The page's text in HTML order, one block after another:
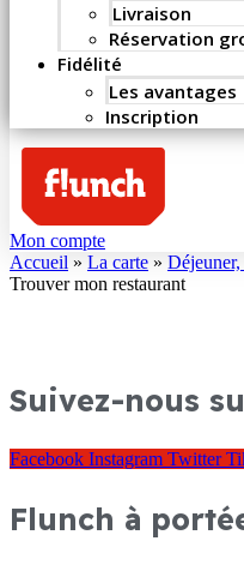
Livraison
Réservation
Fidélité
Les avantages
Inscription
Mon compte
Accueil » La carte »
Trouver mon restaurant
Suivez-nous
Facebook Instagram Twitter
Flunch à